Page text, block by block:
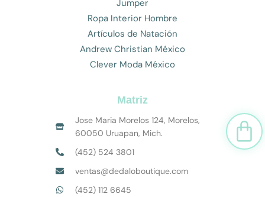
Jumper
Ropa Interior Hombre
Artículos de Natación
Andrew Christian México
Clever Moda México
Matriz
Jose Maria Morelos 124, Morelos,
60050 Uruapan, Mich.
(452) 524 3801
ventas@dedaloboutique.com
(452) 112 6645